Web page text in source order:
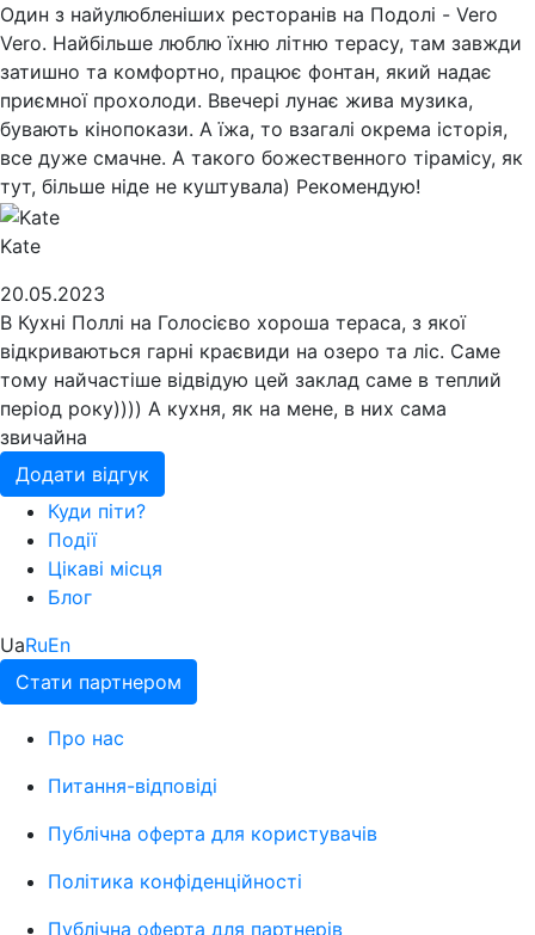
Один з найулюбленіших ресторанів на Подолі - Vero
Vero. Найбільше люблю їхню літню терасу, там завжди
затишно та комфортно, працює фонтан, який надає
приємної прохолоди. Ввечері лунає жива музика,
бувають кінопокази. А їжа, то взагалі окрема історія,
все дуже смачне. А такого божественного тірамісу, як
тут, більше ніде не куштувала) Рекомендую!
Kate
20.05.2023
В Кухні Поллі на Голосієво хороша тераса, з якої
відкриваються гарні краєвиди на озеро та ліс. Саме
тому найчастіше відвідую цей заклад саме в теплий
період року)))) А кухня, як на мене, в них сама
звичайна
Додати відгук
Куди піти?
Події
Цікаві місця
Блог
UaRuEn
Стати партнером
Про нас
Питання-відповіді
Публічна оферта для користувачів
Політика конфіденційності
Публічна оферта для партнерів